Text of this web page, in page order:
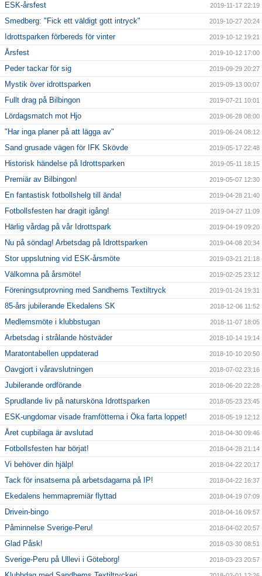
ESK-årsfest 2019-11-17 22:19
Smedberg: "Fick ett väldigt gott intryck" 2019-10-27 20:24
Idrottsparken förbereds för vinter 2019-10-12 19:21
Årsfest 2019-10-12 17:00
Peder tackar för sig 2019-09-29 20:27
Mystik över idrottsparken 2019-09-13 00:07
Fullt drag på Bilbingon 2019-07-21 10:01
Lördagsmatch mot Hjo 2019-06-28 08:00
"Har inga planer på att lägga av" 2019-06-24 08:12
Sand grusade vägen för IFK Skövde 2019-05-17 22:48
Historisk händelse på Idrottsparken 2019-05-11 18:15
Premiär av Bilbingon! 2019-05-07 12:30
En fantastisk fotbollshelg till ända! 2019-04-28 21:40
Fotbollsfesten har dragit igång! 2019-04-27 11:09
Härlig vårdag på vår Idrottspark 2019-04-19 09:20
Nu på söndag! Arbetsdag på Idrottsparken 2019-04-08 20:34
Stor uppslutning vid ESK-årsmöte 2019-03-21 21:18
Välkomna på årsmöte! 2019-02-25 23:12
Föreningsutprovning med Sandhems Textiltryck 2019-01-24 19:31
85-års jubilerande Ekedalens SK 2018-12-06 11:52
Medlemsmöte i klubbstugan 2018-11-07 18:05
Arbetsdag i strålande höstväder 2018-10-14 19:14
Maratontabellen uppdaterad 2018-10-10 20:50
Oavgjort i våravslutningen 2018-07-02 23:16
Jubilerande ordförande 2018-06-20 22:28
Sprudlande liv på natursköna Idrottsparken 2018-05-23 23:45
ESK-ungdomar visade framfötterna i Öka farta loppet! 2018-05-19 12:12
Året cupbilaga är avslutad 2018-04-30 09:46
Fotbollsfesten har börjat! 2018-04-28 21:14
Vi behöver din hjälp! 2018-04-22 20:17
Tack för insatserna på arbetsdagarna på IP! 2018-04-22 16:37
Ekedalens hemmapremiär flyttad 2018-04-19 07:09
Drivein-bingo 2018-04-16 09:57
Påminnelse Sverige-Peru! 2018-04-02 20:57
Glad Påsk! 2018-03-30 08:51
Sverige-Peru på Ullevi i Göteborg! 2018-03-23 20:57